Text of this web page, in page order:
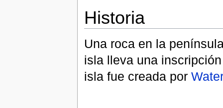
Historia
Una roca en la
isla lleva una
isla fue creada por